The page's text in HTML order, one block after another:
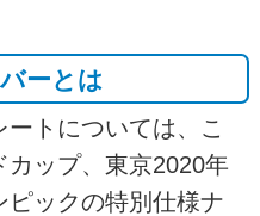
ーとは
トについては、こ
カップ、東京2020年
ピックの特別仕様ナ